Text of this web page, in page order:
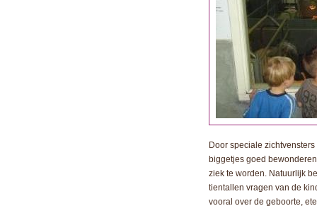
Door speciale
biggetjes goed
ziek te worden. Natuurlijk
tientallen vragen van de
vooral over de geboorte,